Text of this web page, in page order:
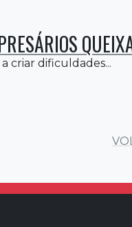
a criar dificuldades...